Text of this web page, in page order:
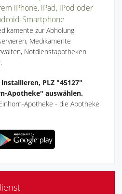
iPhone, iPad, iPod oder
Smartphone
zur Abholung
Medikamente
Notdienstapotheken
PLZ "45127"
Apotheke" auswählen.
Apotheke - die Apotheke